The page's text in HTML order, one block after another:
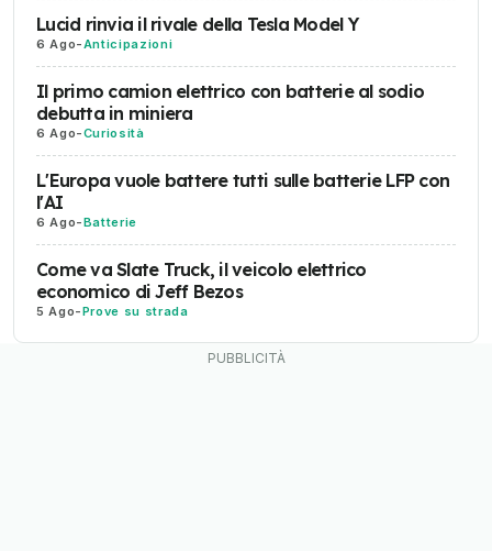
Lucid rinvia il rivale della Tesla Model Y
6 Ago-Anticipazioni
Il primo camion elettrico con batterie al sodio
debutta in miniera
6 Ago-Curiosità
L'Europa vuole battere tutti sulle batterie LFP con
l'AI
6 Ago-Batterie
Come va Slate Truck, il veicolo elettrico
economico di Jeff Bezos
5 Ago-Prove su strada